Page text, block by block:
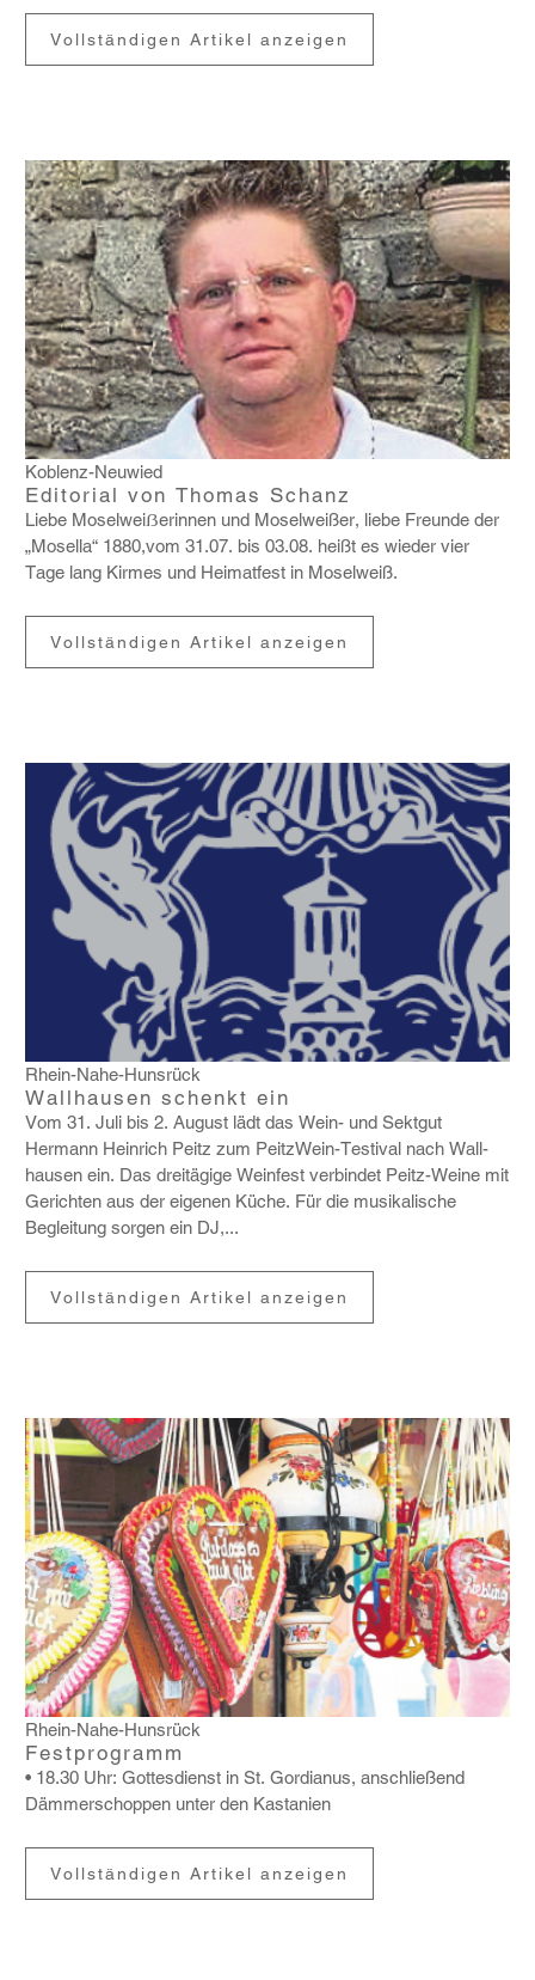
Vollständigen Artikel anzeigen
Koblenz-Neuwied
Editorial von Thomas Schanz
Liebe Moselweiẞerinnen und Mosel­weißer, liebe Freunde der
„Mosella“ 1880,vom 31.07. bis 03.08. heißt es wieder vier
Tage lang Kirmes und Heimat­fest in Mosel­weiß.
Vollständigen Artikel anzeigen
Rhein-Nahe-Hunsrück
Wallhausen schenkt ein
Vom 31. Juli bis 2. August lädt das Wein- und Sektgut
Hermann Hein­rich Peitz zum Peit­zWein-Testival nach Wall­
hausen ein. Das drei­tä­gige Wein­fest verbindet Peitz-Weine mit
Gerichten aus der eigenen Küche. Für die musi­ka­li­sche
Beglei­tung sorgen ein DJ,...
Vollständigen Artikel anzeigen
Rhein-Nahe-Hunsrück
Festprogramm
• 18.30 Uhr: Gottes­dienst in St. Gordianus, anschlie­ßend
Dämmer­schoppen unter den Kasta­nien
Vollständigen Artikel anzeigen